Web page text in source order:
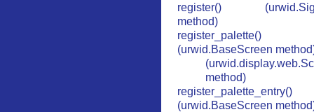
register()
method)
register_palette()
(urwid.BaseScreen
method)
register_palette_entry()
(urwid.BaseScreen